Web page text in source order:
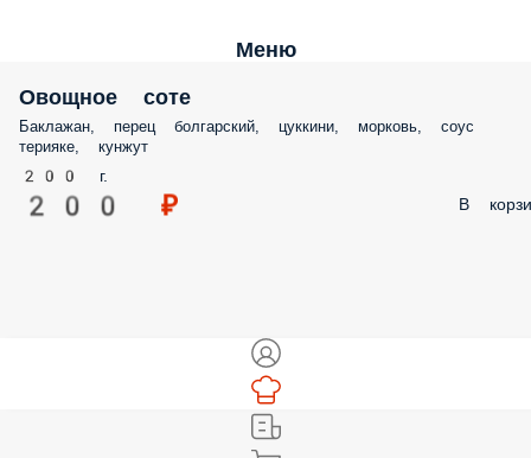
Меню
Овощное соте
Баклажан, перец болгарский, цуккини, морковь, соус
терияке, кунжут
200 г.
200 ₽ В